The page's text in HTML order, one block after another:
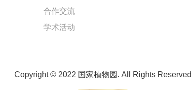
合作交流
学术活动
Copyright © 2022 国家植物园. All Rights Reserved